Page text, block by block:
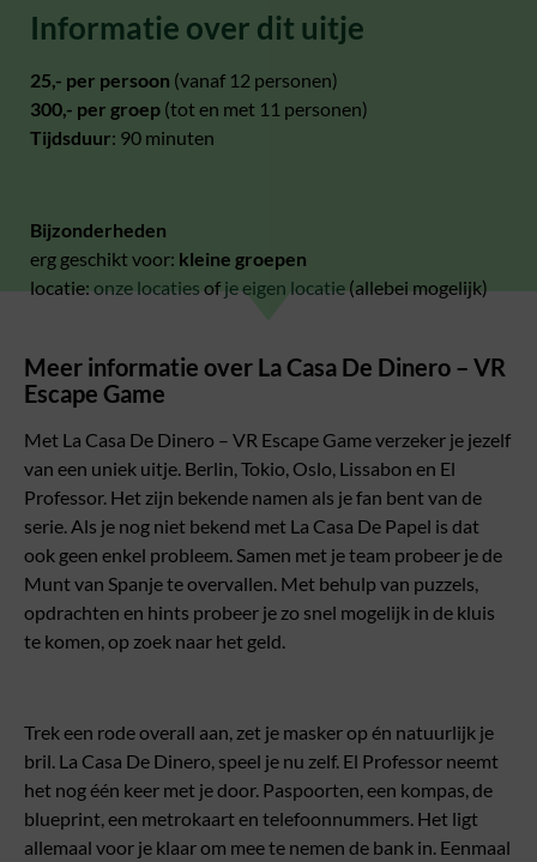
Informatie over dit uitje
25,- per persoon (vanaf 12 personen)
300,- per groep (tot en met 11 personen)
Tijdsduur: 90 minuten
Bijzonderheden
erg geschikt voor: kleine groepen
locatie: onze locaties ofje eigen locatie (allebei mogelijk)
Meer informatie over La Casa De Dinero – VR
Escape Game
Met La Casa De Dinero – VR Escape Game verzeker je jezelf
van een uniek uitje. Berlin, Tokio, Oslo, Lissabon en El
Professor. Het zijn bekende namen als je fan bent van de
serie. Als je nog niet bekend met La Casa De Papel is dat
ook geen enkel probleem. Samen met je team probeer je de
Munt van Spanje te overvallen. Met behulp van puzzels,
opdrachten en hints probeer je zo snel mogelijk in de kluis
te komen, op zoek naar het geld.
Trek een rode overall aan, zet je masker op én natuurlijk je
bril. La Casa De Dinero, speel je nu zelf. El Professor neemt
het nog één keer met je door. Paspoorten, een kompas, de
blueprint, een metrokaart en telefoonnummers. Het ligt
allemaal voor je klaar om mee te nemen de bank in. Eenmaal